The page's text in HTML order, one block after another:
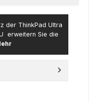
der ThinkPad Ultra
erweitern Sie die